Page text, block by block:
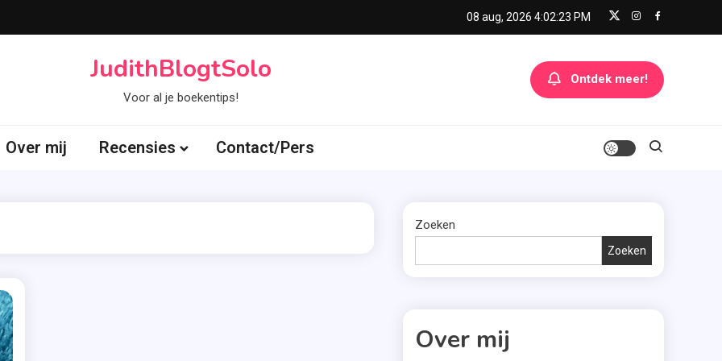
08 aug, 2026 4:02:23 PM
JudithBlogtSolo
Voor al je boekentips!
Ontdek meer!
Over mij Recensies Contact/Pers
Zoeken
Zoeken
Over mij